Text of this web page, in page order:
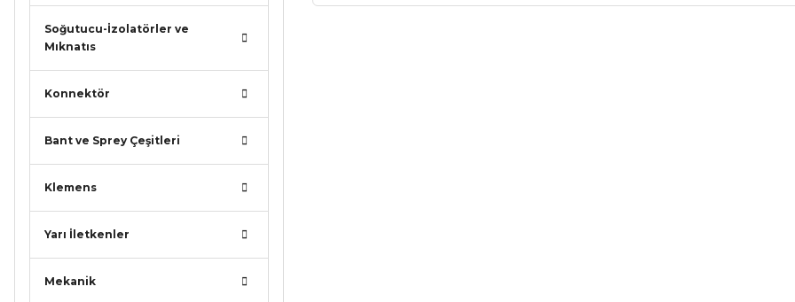
Soğutucu-İzolatörler ve
Mıknatıs
Konnektör
Bant ve Sprey Çeşitleri
Klemens
Yarı İletkenler
Mekanik